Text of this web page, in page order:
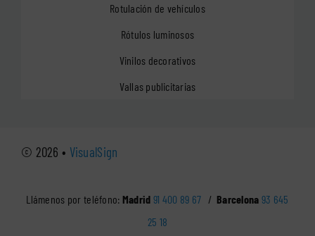
Rotulación de vehículos
Rótulos luminosos
Vinilos decorativos
Vallas publicitarias
© 2026 • VisualSign
Llámenos por teléfono: Madrid 91 400 89 67 / Barcelona 93 645
25 18